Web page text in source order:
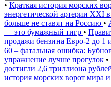
• Краткая история морских
энергетической артерии XXI в
больше не ставят на Россию •
— это бумажный тигр •
продажи бензина Евро-2 до 1
60 – фатальная ошибка:
упражнение лучше прогулок •
достигли 2,6 триллиона
история морских ворот мира